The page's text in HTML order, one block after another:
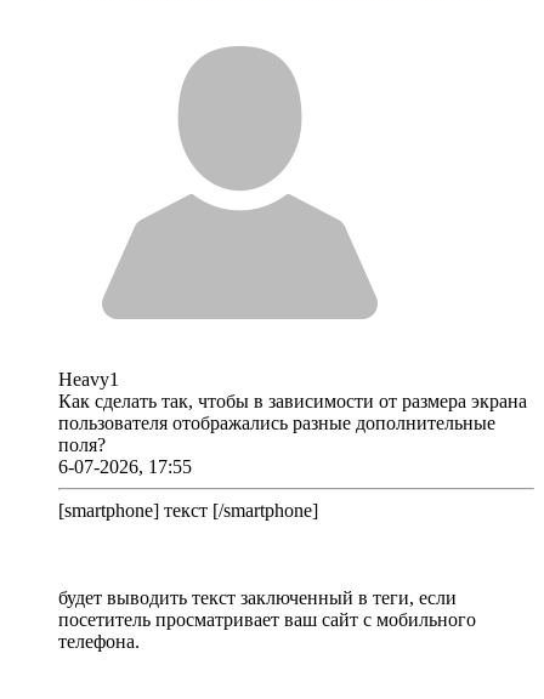
Heavy1
Как сделать так, чтобы в зависимости от размера экрана
пользователя отображались разные дополнительные
поля?
6-07-2026, 17:55
[smartphone] текст [/smartphone]
будет выводить текст заключенный в теги, если
посетитель просматривает ваш сайт с мобильного
телефона.